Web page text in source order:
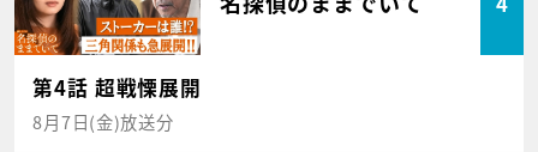
第4話 超戦慄展開
8月7日(金)放送分